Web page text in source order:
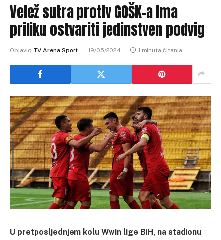
Velež sutra protiv GOŠK-a ima
priliku ostvariti jedinstven podvig
Objavio TV Arena Sport 19/05/2024 1 minuta čitanja
U pretposljednjem kolu Wwin lige BiH, na stadionu